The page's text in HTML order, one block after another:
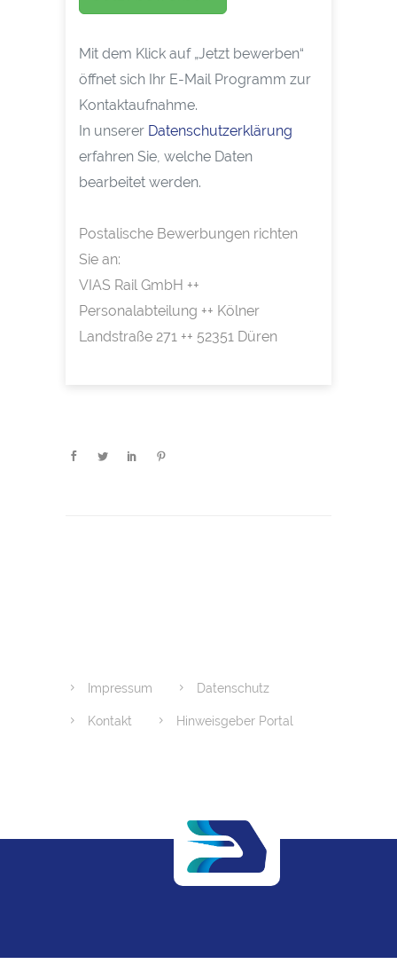
Mit dem Klick auf „Jetzt bewerben“
öffnet sich Ihr E-Mail Programm zur
Kontaktaufnahme.
In unserer Datenschutzerklärung
erfahren Sie, welche Daten
bearbeitet werden.
Postalische Bewerbungen richten
Sie an:
VIAS Rail GmbH ++
Personalabteilung ++ Kölner
Landstraße 271 ++ 52351 Düren
Impressum Datenschutz
Kontakt Hinweisgeber Portal